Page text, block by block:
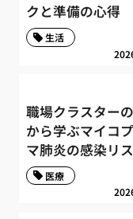
クと準備の心得
生活
職場クラスター
から学ぶマイコ
マ肺炎の感染リ
医療